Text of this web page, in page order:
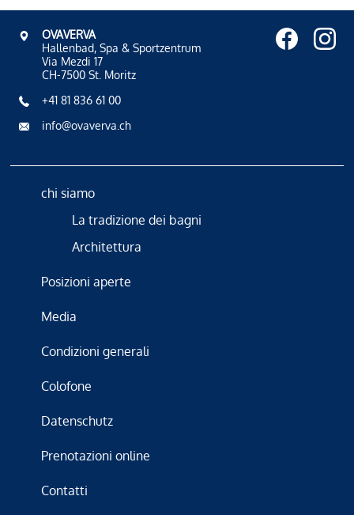
OVAVERVA
Hallenbad, Spa & Sportzentrum
Via Mezdi 17
CH-7500 St. Moritz
+41 81 836 61 00
info@ovaverva.ch
chi siamo
La tradizione dei bagni
Architettura
Posizioni aperte
Media
Condizioni generali
Colofone
Datenschutz
Prenotazioni online
Contatti